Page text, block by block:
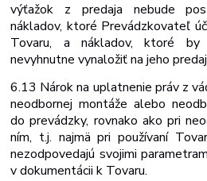
výťažok z predaja nebude
nákladov, ktoré Prevádzkovateľ
Tovaru, a nákladov, ktoré by
nevyhnutne vynaložiť na jeho
6.13 Nárok na uplatnenie práv z
neodbornej montáže alebo
do prevádzky, rovnako ako pri
ním, t.j. najmä pri používaní
nezodpovedajú svojimi
v dokumentácii k Tovaru.